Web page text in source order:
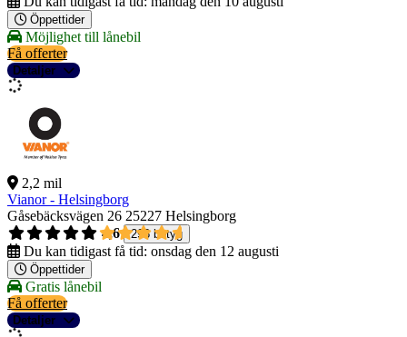
Öppettider
Möjlighet till lånebil
Få offerter
Detaljer
2,2 mil
Vianor - Helsingborg
Gåsebäcksvägen 26 25227 Helsingborg
4,6
298 betyg
Du kan tidigast få tid: onsdag den 12 augusti
Öppettider
Gratis lånebil
Få offerter
Detaljer